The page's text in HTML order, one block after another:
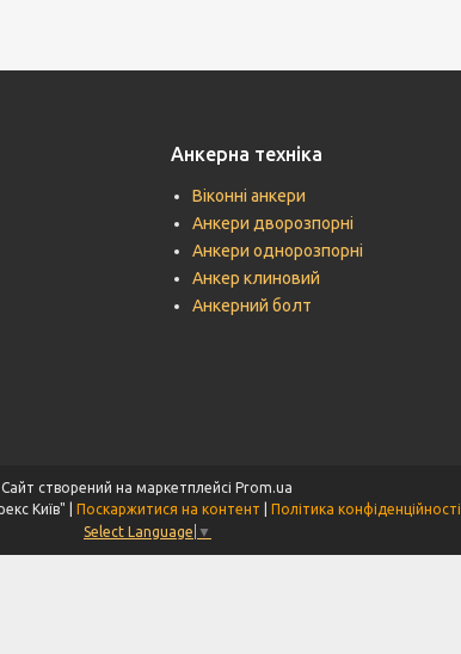
Анкерна техніка
Віконні анкери
Анкери дворозпорні
Анкери однорозпорні
Анкер клиновий
Анкерний болт
Сайт створений на маркетплейсі Prom.ua
Поскаржитися на контент
Політика конфіденційності
Select Language ▼